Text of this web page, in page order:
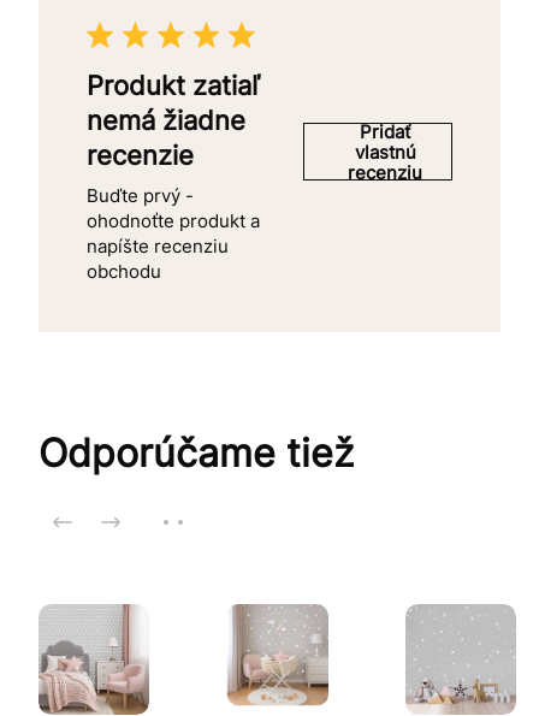
Produkt zatiaľ
nemá žiadne
recenzie
Buďte prvý -
ohodnoťte produkt a
napíšte recenziu
obchodu
Pridať
vlastnú
recenziu
Odporúčame tiež